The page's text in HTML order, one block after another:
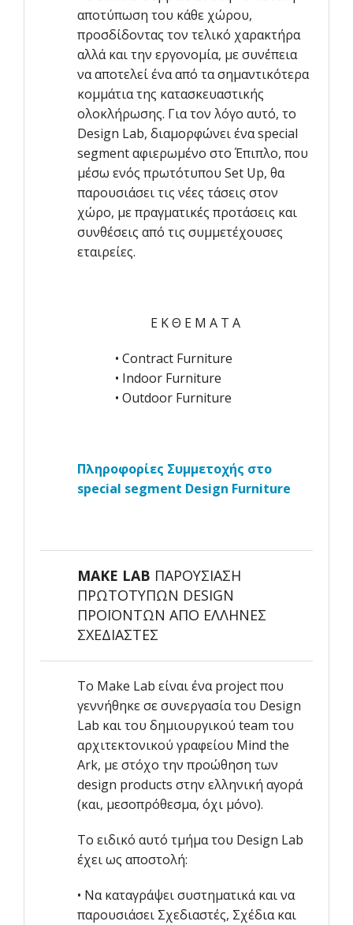
αποτύπωση του κάθε χώρου,
προσδίδοντας τον τελικό χαρακτήρα
αλλά και την εργονομία, με συνέπεια
να αποτελεί ένα από τα σημαντικότερα
κομμάτια της κατασκευαστικής
ολοκλήρωσης. Για τον λόγο αυτό, το
Design Lab, διαμορφώνει ένα special
segment αφιερωμένο στο Έπιπλο, που
μέσω ενός πρωτότυπου Set Up, θα
παρουσιάσει τις νέες τάσεις στον
χώρο, με πραγματικές προτάσεις και
συνθέσεις από τις συμμετέχουσες
εταιρείες.
Ε Κ Θ Ε Μ Α Τ Α
• Contract Furniture
• Indoor Furniture
• Outdoor Furniture
Πληροφορίες Συμμετοχής στο
special segment Design Furniture
MAKE LAB ΠΑΡΟΥΣΙΑΣΗ
ΠΡΩΤΟΤΥΠΩΝ DESIGN
ΠΡΟΪΟΝΤΩΝ ΑΠΟ ΕΛΛΗΝΕΣ
ΣΧΕΔΙΑΣΤΕΣ
Το Make Lab είναι ένα project που
γεννήθηκε σε συνεργασία του Design
Lab και του δημιουργικού team τoυ
αρχιτεκτονικού γραφείου Μind the
Ark, με στόχο την προώθηση των
design products στην ελληνική αγορά
(και, μεσοπρόθεσμα, όχι μόνο).
Το ειδικό αυτό τμήμα του Design Lab
έχει ως αποστολή:
• Να καταγράψει συστηματικά και να
παρουσιάσει Σχεδιαστές, Σχέδια και